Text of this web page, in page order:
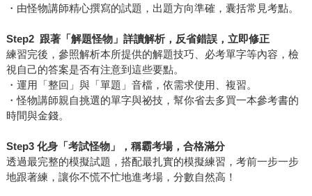
・由怪物講師精心撰寫的試題，出題方向準確，囊括常見考點。
Step2 跟著「解題怪物」詳讀解析，反省錯誤，立即修正
練習完後，參照解析本所提供的解題技巧、必考單字等內容，檢
視自己的答案是否有注意到這些要點。
・運用「整回」與「單題」音檔，依需求使用、複習。
・怪物講師親自挑選的單字與祕技，幫你省去多買一本參考書的
時間與金錢。
Step3 化身「考試怪物」，稱霸考場，合格滿分
透過最完整的模擬試題，搭配最扎實的模擬練習，考前一步一步
地跟著練，讓你不慌不忙地進考場，分數自然高！